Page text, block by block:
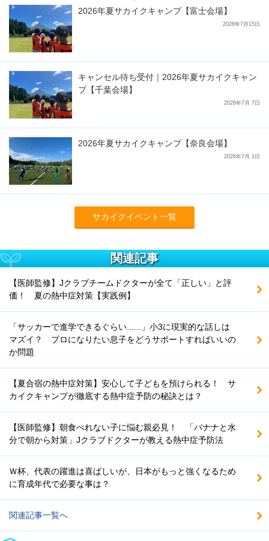
2026年夏サカイクキャンプ【富士会場】
2026年7月15日
キャンセル待ち受付｜2026年夏サカイクキャン
プ【千葉会場】
2026年7月 7日
2026年夏サカイクキャンプ【奈良会場】
2026年7月 1日
サカイクイベント一覧
関連記事
【医師監修】Jクラブチームドクターが全て「正しい」と評
価！ 夏の熱中症対策【実践例】
「サッカーで進学できるぐらい......」小3に現実的な話しは
マズイ？ プロになりたい息子をどうサポートすればいいの
か問題
【夏合宿の熱中症対策】安心して子どもを預けられる！ サ
カイクキャンプが徹底する熱中症予防の秘訣とは？
【医師監修】朝食べれない子に悩む親必見！ 「バナナと水
分で朝から対策」Jクラブドクターが教える熱中症予防法
Ｗ杯、代表の躍進は喜ばしいが、日本がもっと強くなるため
に育成年代で必要な事は？
関連記事一覧へ